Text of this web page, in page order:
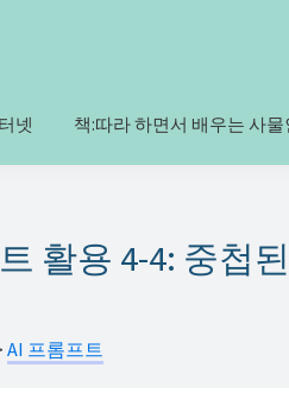
넷 책:따라 하면서 배우는 사물
활용 4-4: 중첩
AI 프롬프트